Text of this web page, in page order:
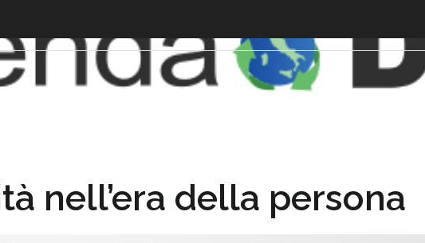
nell’era della persona